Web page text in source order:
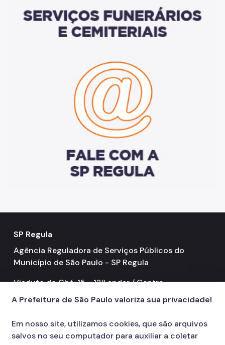
SP Regula
Agência Reguladora de Serviços Públicos do
Município de São Paulo - SP Regula
Viaduto do Chá, 15 - 12º andar / Centro
Contatos
55 11 3396.7900
A Prefeitura de São Paulo valoriza sua privacidade!
Em nosso site, utilizamos cookies, que são arquivos
salvos no seu computador para auxiliar a coletar